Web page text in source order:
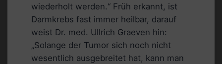
wiederholt werden.“ Früh erkannt, ist
Darmkrebs fast immer heilbar, darauf
weist Dr. med. Ullrich Graeven hin:
„Solange der Tumor sich noch nicht
wesentlich ausgebreitet hat, kann man